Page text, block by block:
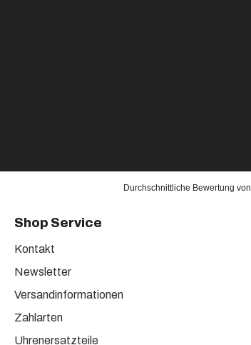
Durchschnittliche Bewertung von
Shop Service
Kontakt
Newsletter
Versandinformationen
Zahlarten
Uhrenersatzteile